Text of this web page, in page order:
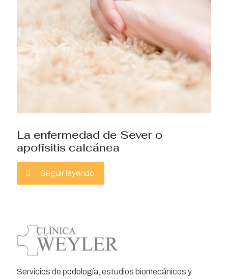
La enfermedad de Sever o
apofisitis calcánea
Seguir leyendo
Servicios de podología, estudios biomecánicos y